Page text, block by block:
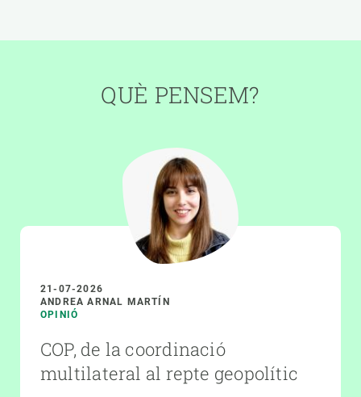
QUÈ PENSEM?
21-07-2026
ANDREA ARNAL MARTÍN
OPINIÓ
COP, de la coordinació
multilateral al repte geopolític